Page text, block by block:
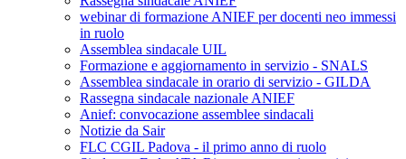
webinar di formazione ANIEF per docenti neo immessi
in ruolo
Assemblea sindacale UIL
Formazione e aggiornamento in servizio - SNALS
Assemblea sindacale in orario di servizio - GILDA
Rassegna sindacale nazionale ANIEF
Anief: convocazione assemblee sindacali
Notizie da Sair
FLC CGIL Padova - il primo anno di ruolo